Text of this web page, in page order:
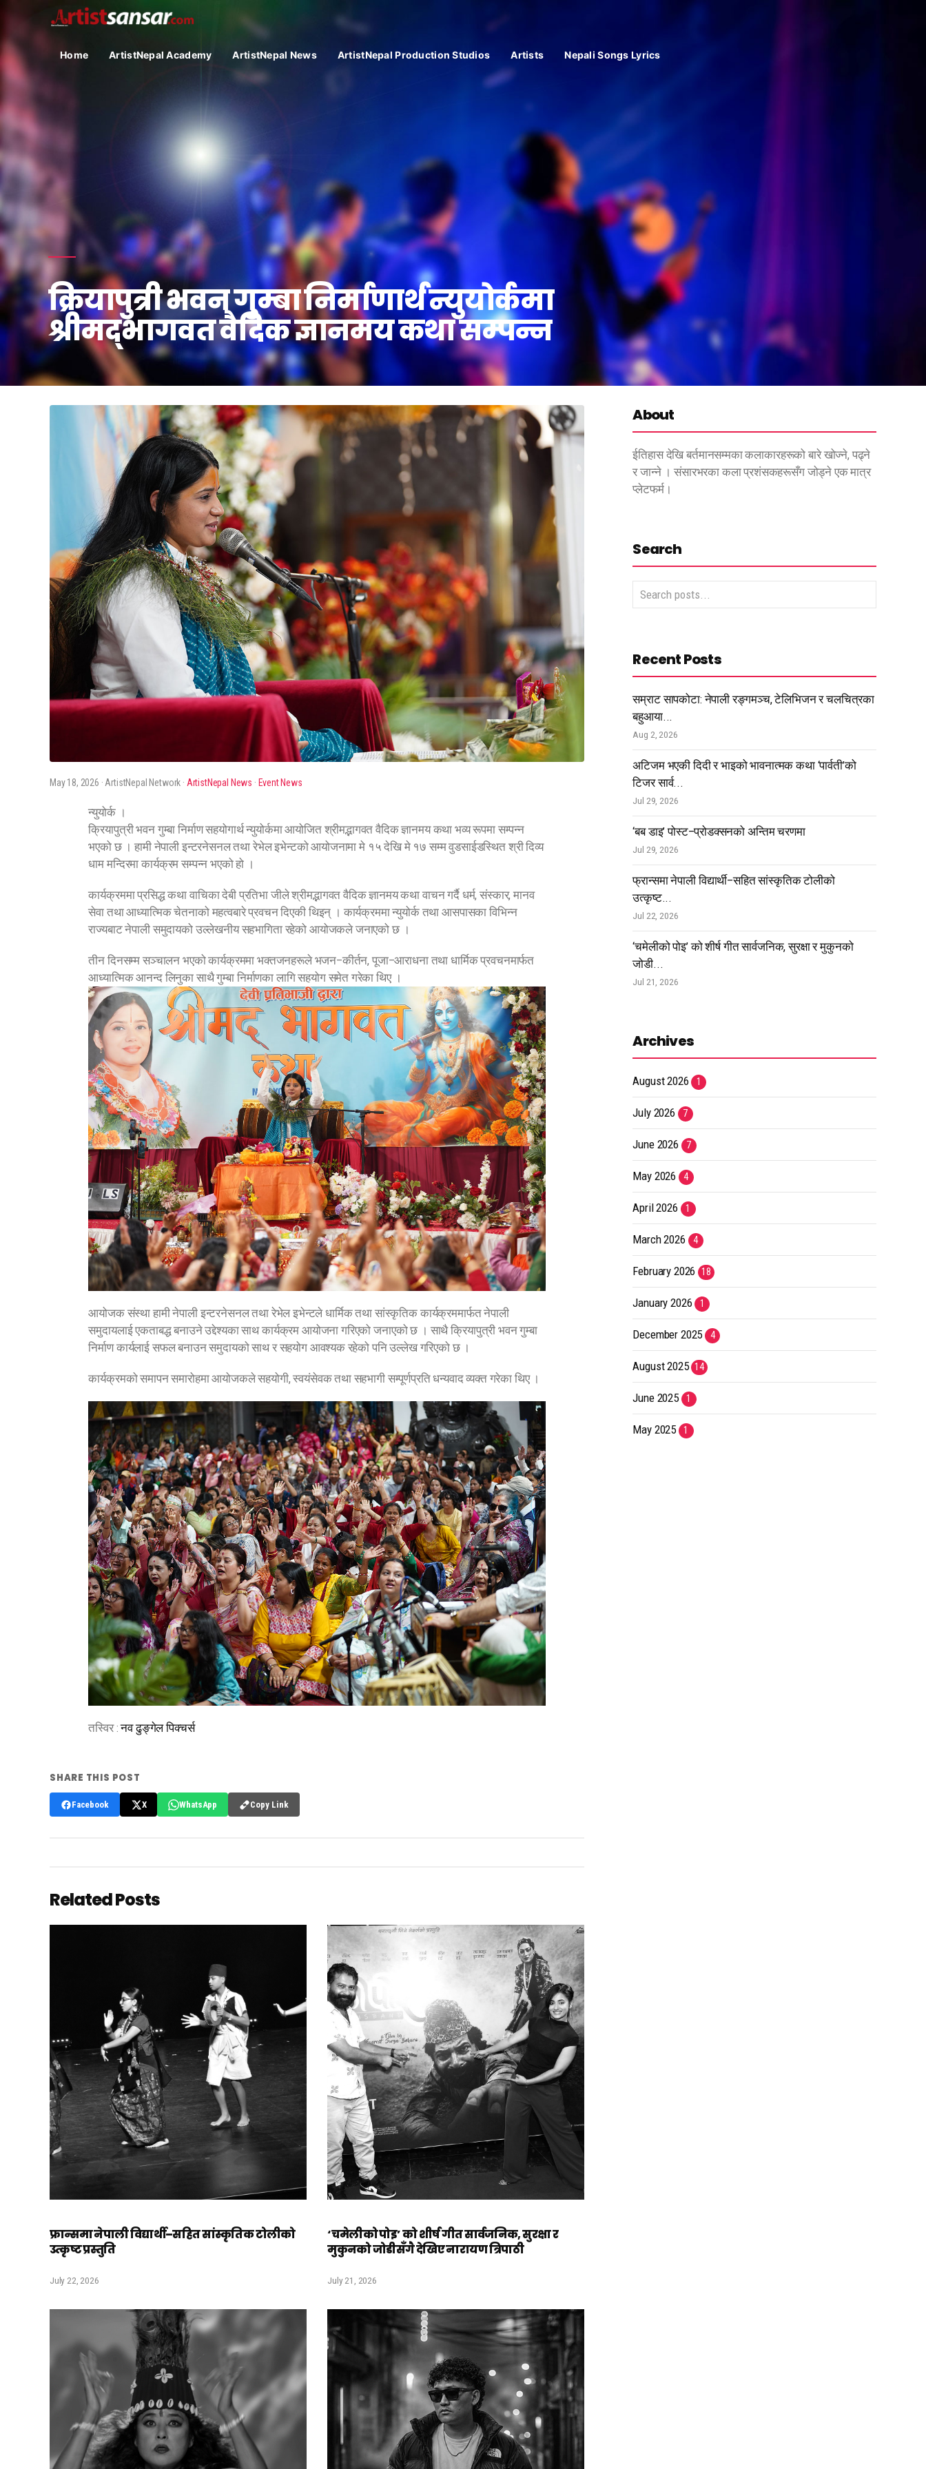
Home ArtistNepal Academy ArtistNepal News ArtistNepal Production Studios Artists Nepali Songs Lyrics
क्रियापुत्री भवन गुम्बा निर्माणार्थ न्युयोर्कमा
श्रीमद्भागवत वैदिक ज्ञानमय कथा सम्पन्न
May 18, 2026 · ArtistNepal Network · ArtistNepal News · Event News
न्युयोर्क ।
क्रियापुत्री भवन गुम्बा निर्माण सहयोगार्थ न्युयोर्कमा आयोजित श्रीमद्भागवत वैदिक ज्ञानमय कथा भव्य रूपमा सम्पन्न
भएको छ । हामी नेपाली इन्टरनेसनल तथा रेभेल इभेन्टको आयोजनामा मे १५ देखि मे १७ सम्म वुडसाईडस्थित श्री दिव्य
धाम मन्दिरमा कार्यक्रम सम्पन्न भएको हो ।
कार्यक्रममा प्रसिद्ध कथा वाचिका देबी प्रतिभा जीले श्रीमद्भागवत वैदिक ज्ञानमय कथा वाचन गर्दै धर्म, संस्कार, मानव
सेवा तथा आध्यात्मिक चेतनाको महत्वबारे प्रवचन दिएकी थिइन् । कार्यक्रममा न्युयोर्क तथा आसपासका विभिन्न
राज्यबाट नेपाली समुदायको उल्लेखनीय सहभागिता रहेको आयोजकले जनाएको छ ।
तीन दिनसम्म सञ्चालन भएको कार्यक्रममा भक्तजनहरूले भजन–कीर्तन, पूजा–आराधना तथा धार्मिक प्रवचनमार्फत
आध्यात्मिक आनन्द लिनुका साथै गुम्बा निर्माणका लागि सहयोग समेत गरेका थिए ।
आयोजक संस्था हामी नेपाली इन्टरनेसनल तथा रेभेल इभेन्टले धार्मिक तथा सांस्कृतिक कार्यक्रममार्फत नेपाली
समुदायलाई एकताबद्ध बनाउने उद्देश्यका साथ कार्यक्रम आयोजना गरिएको जनाएको छ । साथै क्रियापुत्री भवन गुम्बा
निर्माण कार्यलाई सफल बनाउन समुदायको साथ र सहयोग आवश्यक रहेको पनि उल्लेख गरिएको छ ।
कार्यक्रमको समापन समारोहमा आयोजकले सहयोगी, स्वयंसेवक तथा सहभागी सम्पूर्णप्रति धन्यवाद व्यक्त गरेका थिए ।
तस्विर :नव ढुङ्गेल पिक्चर्स
SHARE THIS POST
Facebook X WhatsApp Copy Link
Related Posts
फ्रान्समा नेपाली विद्यार्थी–सहित सांस्कृतिक टोलीको
उत्कृष्ट प्रस्तुति
July 22, 2026
‘चमेलीको पोइ’ को शीर्ष गीत सार्वजनिक, सुरक्षा र
मुकुनको जोडीसँगै देखिए नारायण त्रिपाठी
July 21, 2026
About
ईतिहास देखि बर्तमानसम्मका कलाकारहरूको बारे खोज्ने, पढ्ने
र जान्ने । संसारभरका कला प्रशंसकहरूसँग जोड्ने एक मात्र
प्लेटफर्म।
Search
Recent Posts
सम्राट सापकोटा: नेपाली रङ्गमञ्च, टेलिभिजन र चलचित्रका
बहुआया...
Aug 2, 2026
अटिजम भएकी दिदी र भाइको भावनात्मक कथा ‘पार्वती’को
टिजर सार्व...
Jul 29, 2026
‘बब डाइ’ पोस्ट–प्रोडक्सनको अन्तिम चरणमा
Jul 29, 2026
फ्रान्समा नेपाली विद्यार्थी–सहित सांस्कृतिक टोलीको
उत्कृष्ट...
Jul 22, 2026
‘चमेलीको पोइ’ को शीर्ष गीत सार्वजनिक, सुरक्षा र मुकुनको
जोडी...
Jul 21, 2026
Archives
August 2026 1
July 2026 7
June 2026 7
May 2026 4
April 2026 1
March 2026 4
February 2026 18
January 2026 1
December 2025 4
August 2025 14
June 2025 1
May 2025 1